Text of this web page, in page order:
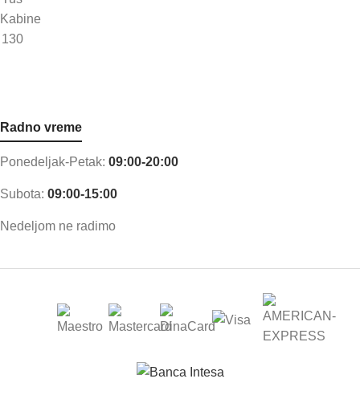
Radno vreme
Ponedeljak-Petak: 09:00-20:00
Subota: 09:00-15:00
Nedeljom ne radimo